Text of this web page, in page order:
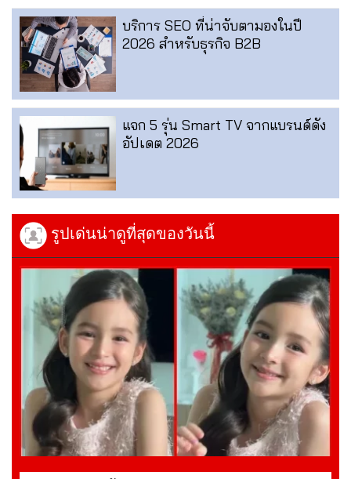
บริการ SEO ที่น่าจับตามองในปี
2026 สำหรับธุรกิจ B2B
แจก 5 รุ่น Smart TV จากแบรนด์ดัง
อัปเดต 2026
รูปเด่นน่าดูที่สุดของวันนี้